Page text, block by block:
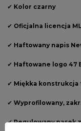
✔ Kolor czarny
✔ Oficjalna licencja
✔ Haftowany napis
✔ Haftowane logo 47
✔ Miękka konstrukcja
✔ Wyprofilowany,
✔Regulowany pasek